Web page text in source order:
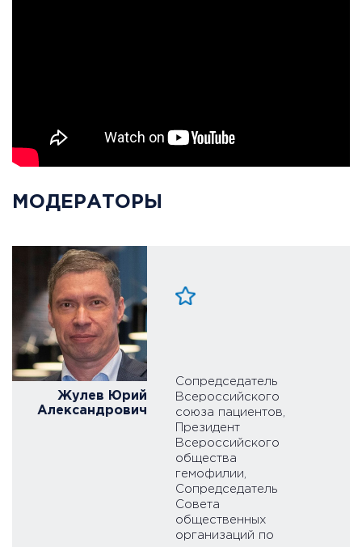
МОДЕРАТОРЫ
Жулев Юрий
Александрович
Сопредседатель
Всероссийского
союза пациентов,
Президент
Всероссийского
общества
гемофилии,
Сопредседатель
Совета
общественных
организаций по